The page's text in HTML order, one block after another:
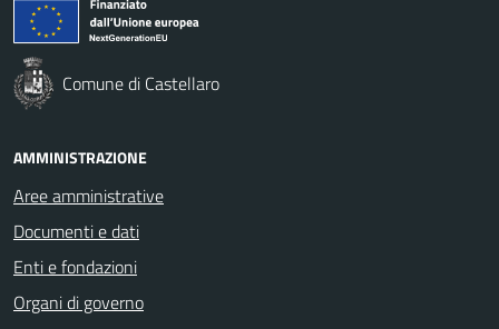
Comune di Castellaro
AMMINISTRAZIONE
Aree amministrative
Documenti e dati
Enti e fondazioni
Organi di governo